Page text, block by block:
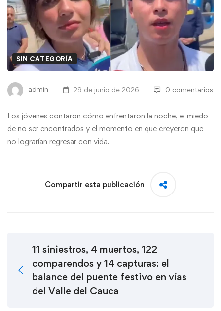
SIN CATEGORÍA
admin 29 de junio de 2026 0 comentarios
Los jóvenes contaron cómo enfrentaron la noche, el miedo
de no ser encontrados y el momento en que creyeron que
no lograrían regresar con vida.
Compartir esta publicación
11 siniestros, 4 muertos, 122
comparendos y 14 capturas: el
balance del puente festivo en vías
del Valle del Cauca